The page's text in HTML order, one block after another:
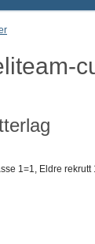
1=1, Eldre